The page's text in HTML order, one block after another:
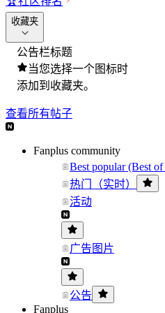
收藏夹
公告栏标题
当您选择一个图标时
添加到收藏夹。
查看所有帖子
Fanplus community
Best popular (Best of
热门（实时）
活动
广告图片
公告
Fanplus